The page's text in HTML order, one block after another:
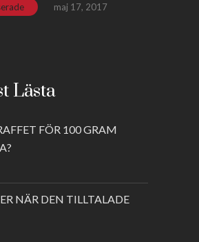
maj 17, 2017
Lästa
FÖR 100 GRAM
NÄR DEN TILLTALADE